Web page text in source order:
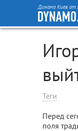
Динамо Киев от
Теги
Перед
поля